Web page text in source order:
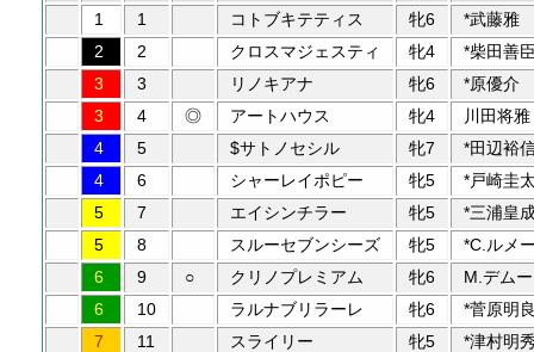
1 1 コトブキテティス 牝6
*武藤雅
2
2 クロスマジェスティ 牝4
*柴田善
3
3 リノキアナ 牝6
*原優介
3
4 ◎ アートハウス 牝4
川田将雅
4
5 $サトノセシル 牝7
*田辺裕
4
6 シャーレイポピー 牝5
*戸崎圭
5
7 エイシンチラー 牝5
*三浦皇
5
8 スルーセブンシーズ 牝5
*C.ルメ
6
9 ○ クリノプレミアム 牝6
M.デムー
6
10 ラルナブリラーレ 牝6
*菅原明
7
11 スライリー 牝5
*津村明